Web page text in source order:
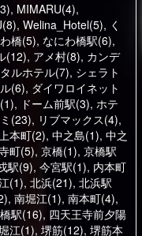
, MIMARU(4),
, Welina_Hotel(5), く
橋(5), なにわ橋駅(6),
(12), アメ村(8), カンデ
ルホテル(7), シェラト
(6), ダイワロイネット
, ドーム前駅(3), ホテ
(23), リブマックス(4),
本町(2), 中之島(1), 中之
町(5), 京橋(1), 京橋駅
駅(9), 今宮駅(1), 内本町
(1), 北浜(21), 北浜駅
, 南堀江(1), 南本町(4),
駅(16), 四天王寺前夕陽
江(1), 堺筋(12), 堺筋本